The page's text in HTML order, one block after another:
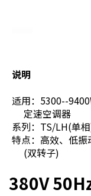
说明
适用：5300--
定速空调器
系列：TS/LH(单
特点：高效、低振
(双转子)
380V